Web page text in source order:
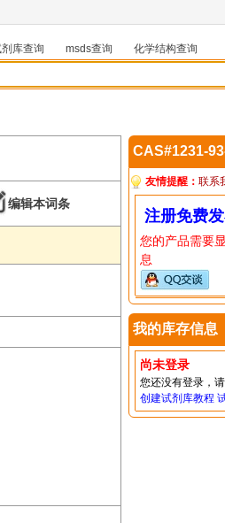
库查询 msds查询
化学结构查询
编辑本词条
CAS#1231-
友情提醒： 联系
注册免费
您的产品需要
息
我的库存信息
尚未登录
您还没有登录，
创建试剂库教程